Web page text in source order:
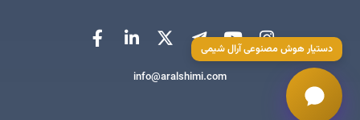
info@aralshimi.com
دستیار هوش مصنوعی آرال شیمی